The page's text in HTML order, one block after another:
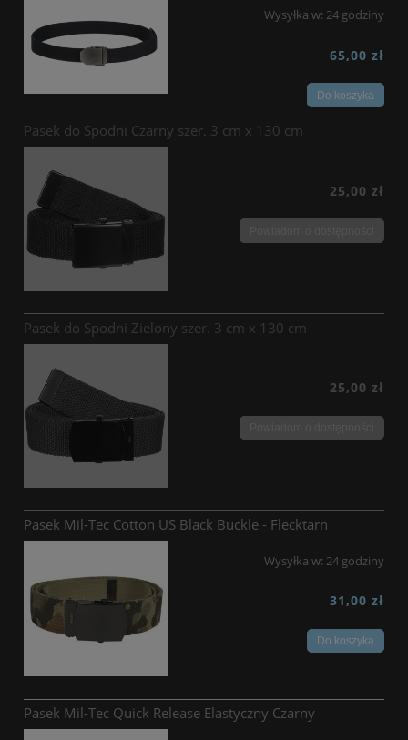
Wysyłka w: 24 godziny
65,00 zł
Do koszyka
Pasek do Spodni Czarny szer. 3 cm x 130 cm
25,00 zł
Pasek do Spodni Zielony szer. 3 cm x 130 cm
25,00 zł
Pasek Mil-Tec Cotton US Black Buckle - Flecktarn
Wysyłka w: 24 godziny
31,00 zł
Do koszyka
Pasek Mil-Tec Quick Release Elastyczny Czarny